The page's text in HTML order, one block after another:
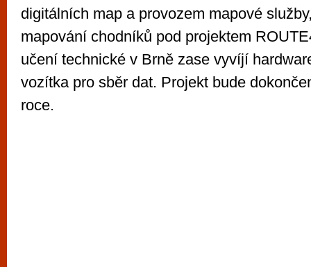
digitálních map a provozem mapové
mapování chodníků pod projektem
učení technické v Brně zase vyvíjí
vozítka pro sběr dat. Projekt bude
roce.